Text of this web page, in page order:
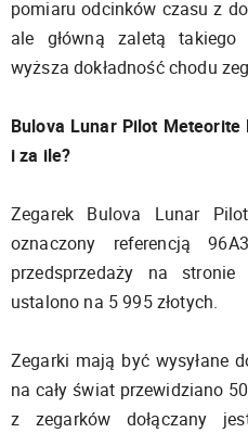
pomiaru odcinków czasu z
ale główną zaletą
wyższa dokładność chodu
Bulova Lunar Pilot
i za ile?
Zegarek Bulova Lunar
oznaczony referencją
przedsprzedaży na
ustalono na 5 995 złotych.
Zegarki mają być wysyłane
na cały świat przewidziano
z zegarków dołączany